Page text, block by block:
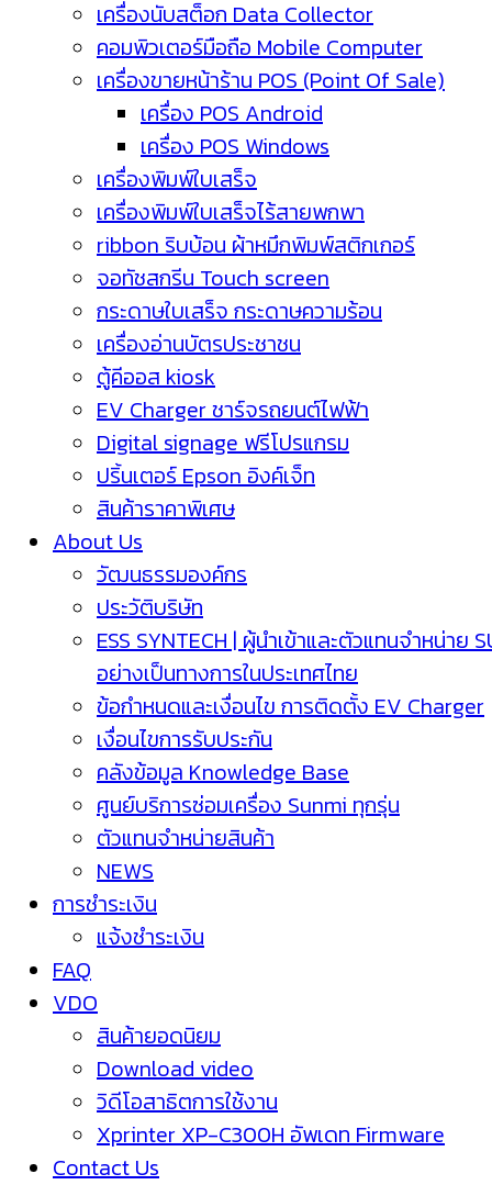
เครื่องนับสต็อก Data Collector
คอมพิวเตอร์มือถือ Mobile Computer
เครื่องขายหน้าร้าน POS (Point Of Sale)
เครื่อง POS Android
เครื่อง POS Windows
เครื่องพิมพ์ใบเสร็จ
เครื่องพิมพ์ใบเสร็จไร้สายพกพา
ribbon ริบบ้อน ผ้าหมึกพิมพ์สติกเกอร์
จอทัชสกรีน Touch screen
กระดาษใบเสร็จ กระดาษความร้อน
เครื่องอ่านบัตรประชาชน
ตู้คีออส kiosk
EV Charger ชาร์จรถยนต์ไฟฟ้า
Digital signage ฟรีโปรแกรม
ปริ้นเตอร์ Epson อิงค์เจ็ท
สินค้าราคาพิเศษ
About Us
วัฒนธรรมองค์กร
ประวัติบริษัท
ESS SYNTECH | ผู้นำเข้าและตัวแทนจำหน่าย
อย่างเป็นทางการในประเทศไทย
ข้อกำหนดและเงื่อนไข การติดตั้ง EV Charger
เงื่อนไขการรับประกัน
คลังข้อมูล Knowledge Base
ศูนย์บริการซ่อมเครื่อง Sunmi ทุกรุ่น
ตัวแทนจำหน่ายสินค้า
NEWS
การชำระเงิน
แจ้งชำระเงิน
FAQ
VDO
สินค้ายอดนิยม
Download video
วิดีโอสาธิตการใช้งาน
Xprinter XP-C300H อัพเดท Firmware
Contact Us